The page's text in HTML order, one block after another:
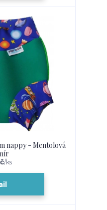
nappy - Mentolová
/ks